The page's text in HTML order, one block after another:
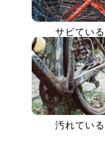
サビている
汚れている